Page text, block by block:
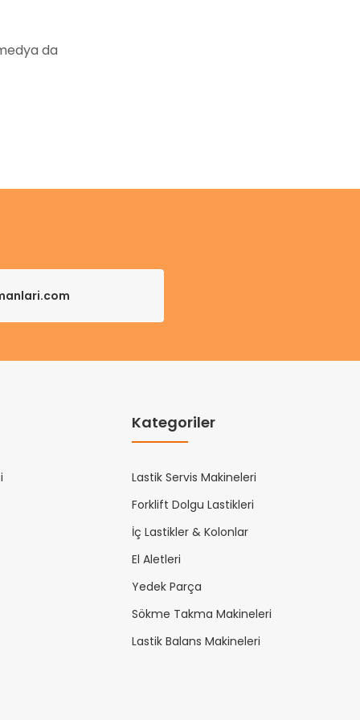
da
Kategoriler
Lastik Servis Makineleri
Forklift Dolgu Lastikleri
İç Lastikler & Kolonlar
El Aletleri
Yedek Parça
Sökme Takma Makineleri
Lastik Balans Makineleri